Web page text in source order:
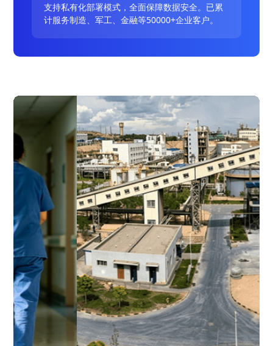
支持私有化部署模式，全面保障数据安全。已累
计服务制造、军工、金融等50000+企业客户。